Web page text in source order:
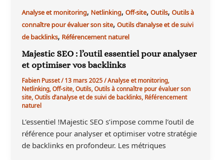
Analyse et monitoring, Netlinking,Off-site,Outils,Outils à
connaître pour évaluer son site,Outils d’analyse et de suivi
de backlinks, Référencement naturel
Majestic SEO : l’outil essentiel pour analyser
et optimiser vos backlinks
Fabien Pusset/13 mars 2025/Analyse et monitoring,
Netlinking,Off-site,Outils,Outils à connaître pour évaluer son
site,Outils d’analyse et de suivi de backlinks,Référencement
naturel
L’essentiel !Majestic SEO s’impose comme l’outil de
référence pour analyser et optimiser votre stratégie
de backlinks en profondeur. Les métriques